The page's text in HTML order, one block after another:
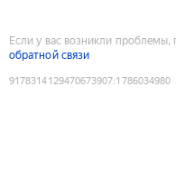
Если у вас возникли проблемы,
обратной связи
9178314129470673907:1786034980